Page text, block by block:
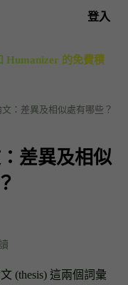
登入
Humanizer 的免費積
：差異及相似處有哪些？
差異及相似
(thesis) 這兩個詞彙